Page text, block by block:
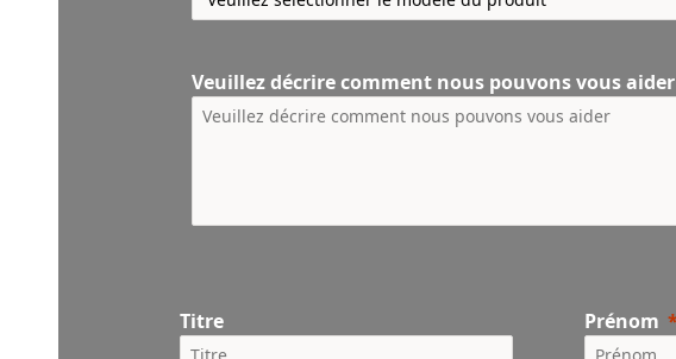
Veuillez décrire comment nous pouvons vous aider
Titre Prénom